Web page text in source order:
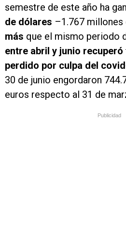
semestre de este año ha
de dólares –1.767 millones
más que el mismo periodo
entre abril y junio
perdido por culpa del
30 de junio engordaron
euros respecto al 31 de
Publicidad